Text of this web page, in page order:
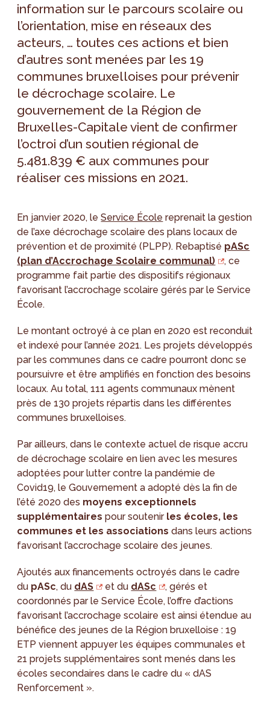
information sur le parcours scolaire ou
l’orientation, mise en réseaux des
acteurs, … toutes ces actions et bien
d’autres sont menées par les 19
communes bruxelloises pour prévenir
le décrochage scolaire. Le
gouvernement de la Région de
Bruxelles-Capitale vient de confirmer
l’octroi d’un soutien régional de
5.481.839 € aux communes pour
réaliser ces missions en 2021.
En janvier 2020, leService École reprenait la gestion
de l’axe décrochage scolaire des plans locaux de
prévention et de proximité (PLPP). Rebaptisé pASc
(plan d’Accrochage Scolaire communal)
, ce
programme fait partie des dispositifs régionaux
favorisant l’accrochage scolaire gérés par le Service
École.
Le montant octroyé à ce plan en 2020 est reconduit
et indexé pour l’année 2021. Les projets développés
par les communes dans ce cadre pourront donc se
poursuivre et être amplifiés en fonction des besoins
locaux. Au total, 111 agents communaux mènent
près de 130 projets répartis dans les différentes
communes bruxelloises.
Par ailleurs, dans le contexte actuel de risque accru
de décrochage scolaire en lien avec les mesures
adoptées pour lutter contre la pandémie de
Covid19, le Gouvernement a adopté dès la fin de
l’été 2020 des moyens exceptionnels
supplémentaires pour soutenir les écoles, les
communes et les associations dans leurs actions
favorisant l’accrochage scolaire des jeunes.
Ajoutés aux financements octroyés dans le cadre
du pASc, du dAS et du dASc
, gérés et
coordonnés par le Service École, l’offre d’actions
favorisant l’accrochage scolaire est ainsi étendue au
bénéfice des jeunes de la Région bruxelloise : 19
ETP viennent appuyer les équipes communales et
21 projets supplémentaires sont menés dans les
écoles secondaires dans le cadre du « dAS
Renforcement ».